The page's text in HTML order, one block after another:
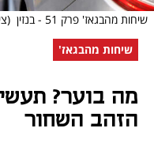
שיחות מהבגאז' פרק 51 - בנזין
שיחות מהבגאז'
מה בוער?
הזהב השחור